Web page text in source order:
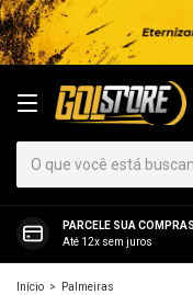
PARCELE SUA COMPRAS
Até 12x sem juros
Início > Palmeiras